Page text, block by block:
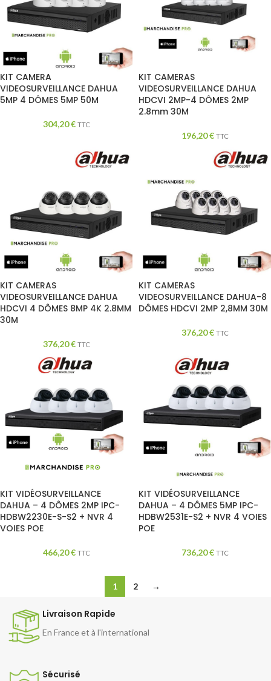
KIT CAMERA
VIDEOSURVEILLANCE DAHUA
5MP 4 DÔMES 5MP 50M
304,20€ TTC
KIT CAMERAS
VIDEOSURVEILLANCE DAHUA
HDCVI 2MP-4 DÔMES 2MP
2.8mm 30M
196,20€ TTC
KIT CAMERAS
VIDEOSURVEILLANCE DAHUA
HDCVI 4 DÔMES 8MP 4K 2.8MM
30M
376,20€ TTC
KIT CAMERAS
VIDEOSURVEILLANCE DAHUA-8
DÔMES HDCVI 2MP 2,8MM 30M
376,20€ TTC
KIT VIDÉOSURVEILLANCE
DAHUA – 4 DÔMES 2MP IPC-
HDBW2230E-S-S2 + NVR 4
VOIES POE
466,20€ TTC
KIT VIDÉOSURVEILLANCE
DAHUA – 4 DÔMES 5MP IPC-
HDBW2531E-S2 + NVR 4 VOIES
POE
736,20€ TTC
1 2 →
Livraison Rapide
En France et à l'international
Sécurisé